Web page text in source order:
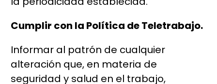
Cumplir con la Política de Teletrabajo.
Informar al patrón de cualquier
alteración que, en materia de
seguridad y salud en el trabajo,